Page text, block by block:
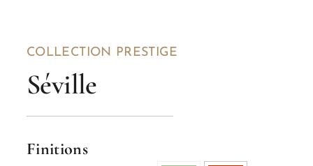
COLLECTION PRESTIGE
Séville
Finitions